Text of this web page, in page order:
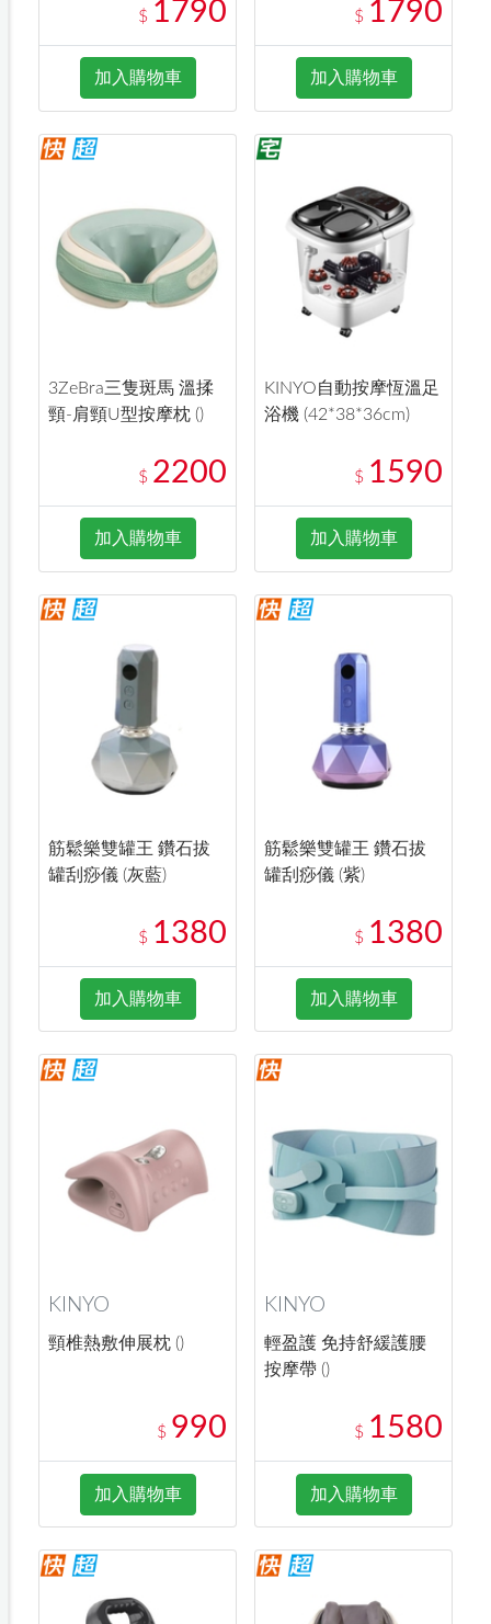
$ 1790
加入購物車
$ 1790
加入購物車
3ZeBra三隻斑馬 溫揉
頸-肩頸U型按摩枕 ()
$ 2200
加入購物車
KINYO自動按摩恆溫足
浴機 (42*38*36cm)
$ 1590
加入購物車
筋鬆樂雙罐王 鑽石拔
罐刮痧儀 (灰藍)
$ 1380
加入購物車
筋鬆樂雙罐王 鑽石拔
罐刮痧儀 (紫)
$ 1380
加入購物車
KINYO
頸椎熱敷伸展枕 ()
$ 990
加入購物車
KINYO
輕盈護 免持舒緩護腰
按摩帶 ()
$ 1580
加入購物車